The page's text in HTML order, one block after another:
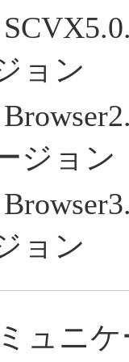
ョン
ジョン
ョン
ュニ